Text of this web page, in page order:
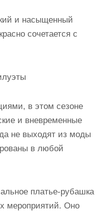
и насыщенный
сочетается с
в этом сезоне
и вневременные
не выходят из моды
в любой
платье-рубашка
мероприятий. Оно